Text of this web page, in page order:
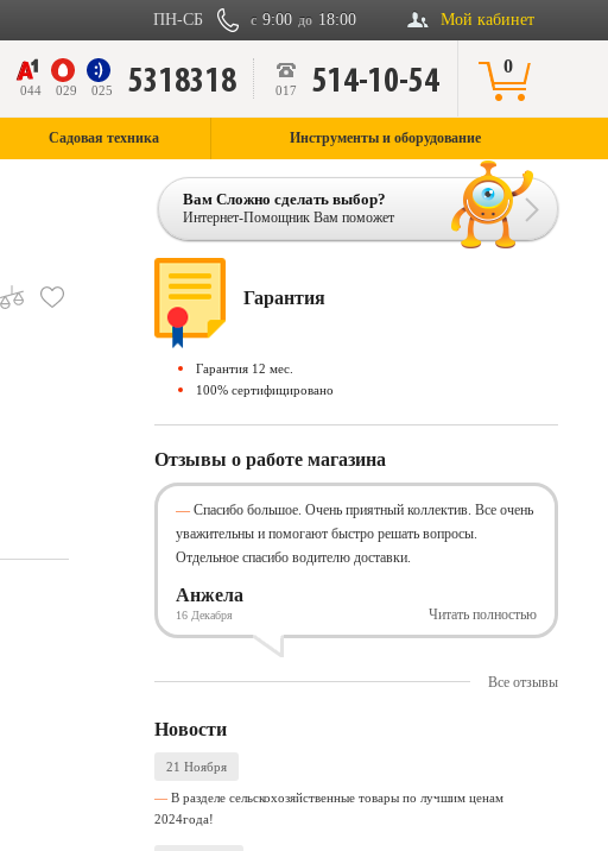
Мой кабинет
с 9:00 до 18:00
ПН-СБ
044 029 025 5318318 017 514-10-54 0
Садовая техника Инструменты и оборудование
Вам Сложно сделать выбор?
Интернет-Помощник Вам поможет
Гарантия
Гарантия 12 мес.
100% сертифицировано
Отзывы о работе магазина
Спасибо большое. Очень приятный коллектив. Все очень
уважительны и помогают быстро решать вопросы.
Отдельное спасибо водителю доставки.
Анжела
16 Декабря Читать полностью
Все отзывы
Новости
21 Ноября
В разделе сельскохозяйственные товары по лучшим ценам
2024года!